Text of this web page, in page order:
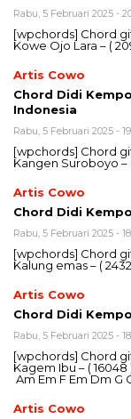
Rabu, 5 Februari 2025 -
[wpchords] Chord
Kowe Ojo Lara – (
Artis Cowo
Chord Didi
Indonesia
Rabu, 5 Februari 2025 -
[wpchords] Chord
Kangen Suroboyo – (
Artis Cowo
Chord Didi
Rabu, 5 Februari 2025 -
[wpchords] Chord
Kalung emas – (
Artis Cowo
Chord Didi
Rabu, 5 Februari 2025 -
[wpchords] Chord
Kagem Ibu – (
Am Em F Em Dm G
Artis Cowo